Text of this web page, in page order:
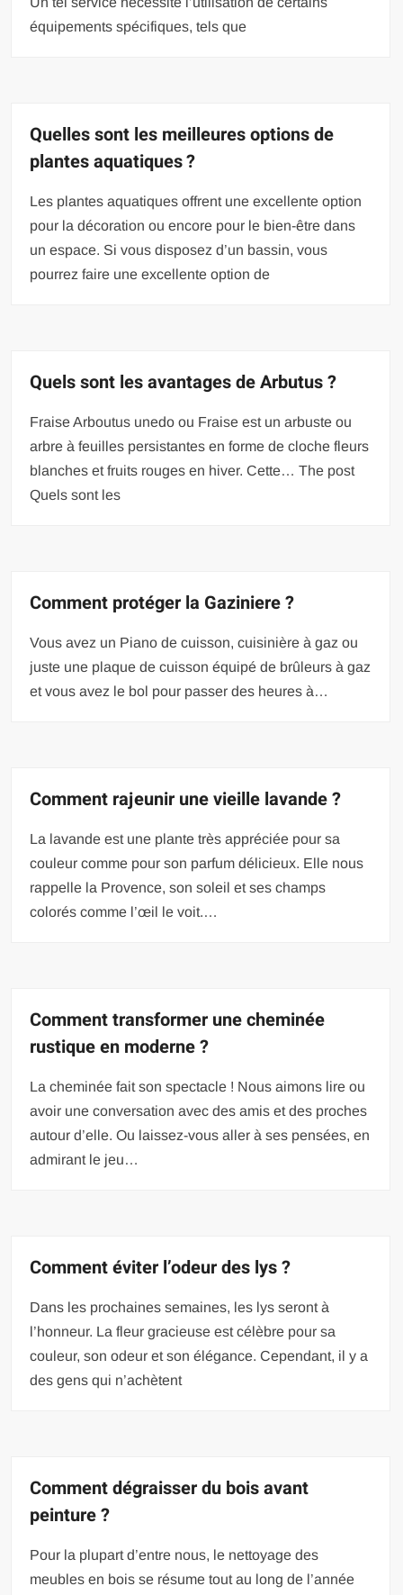
équipements spécifiques, tels que
Quelles sont les meilleures options de
plantes aquatiques ?
Les plantes aquatiques offrent une excellente option
pour la décoration ou encore pour le bien-être dans
un espace. Si vous disposez d’un bassin, vous
pourrez faire une excellente option de
Quels sont les avantages de Arbutus ?
Fraise Arboutus unedo ou Fraise est un arbuste ou
arbre à feuilles persistantes en forme de cloche fleurs
blanches et fruits rouges en hiver. Cette… The post
Quels sont les
Comment protéger la Gaziniere ?
Vous avez un Piano de cuisson, cuisinière à gaz ou
juste une plaque de cuisson équipé de brûleurs à gaz
et vous avez le bol pour passer des heures à…
Comment rajeunir une vieille lavande ?
La lavande est une plante très appréciée pour sa
couleur comme pour son parfum délicieux. Elle nous
rappelle la Provence, son soleil et ses champs
colorés comme l’œil le voit.…
Comment transformer une cheminée
rustique en moderne ?
La cheminée fait son spectacle ! Nous aimons lire ou
avoir une conversation avec des amis et des proches
autour d’elle. Ou laissez-vous aller à ses pensées, en
admirant le jeu…
Comment éviter l’odeur des lys ?
Dans les prochaines semaines, les lys seront à
l’honneur. La fleur gracieuse est célèbre pour sa
couleur, son odeur et son élégance. Cependant, il y a
des gens qui n’achètent
Comment dégraisser du bois avant
peinture ?
Pour la plupart d’entre nous, le nettoyage des
meubles en bois se résume tout au long de l’année